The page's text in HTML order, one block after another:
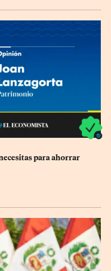
para ahorrar